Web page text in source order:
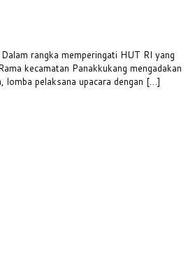
rangka memperingati HUT RI yang
kecamatan Panakkukang mengadakan
lomba pelaksana upacara dengan […]